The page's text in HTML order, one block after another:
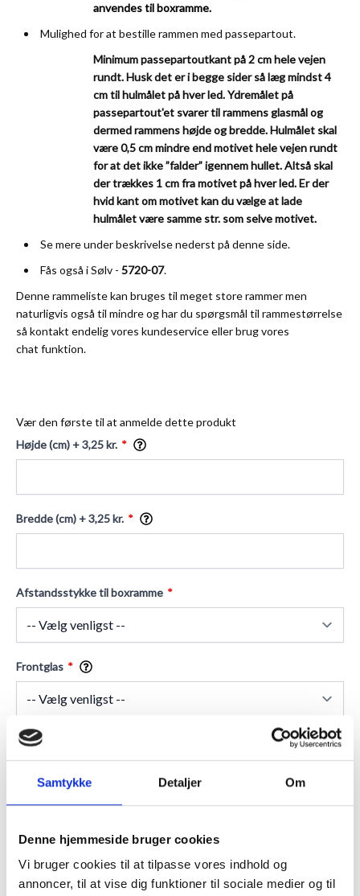
Samtykke Detaljer Om
Denne hjemmeside bruger cookies
Vi bruger cookies til at tilpasse vores indhold og
annoncer, til at vise dig funktioner til sociale medier og til
anvendes til boxramme.
Mulighed for at bestille rammen med passepartout.
Minimum passepartoutkant på 2 cm hele vejen
rundt. Husk det er i begge sider så læg mindst 4
cm til hulmålet på hver led. Ydremålet på
passepartout'et svarer til rammens glasmål og
dermed rammens højde og bredde. Hulmålet skal
være 0,5 cm mindre end motivet hele vejen rundt
for at det ikke ”falder” igennem hullet. Altså skal
der trækkes 1 cm fra motivet på hver led. Er der
hvid kant om motivet kan du vælge at lade
hulmålet være samme str. som selve motivet.
Se mere under beskrivelse nederst på denne side.
Fås også i Sølv - 5720-07.
Denne rammeliste kan bruges til meget store rammer men
naturligvis også til mindre og har du spørgsmål til rammestørrelse
så kontakt endelig vores kundeserviceeller brug vores
chat funktion.
Vær den første til at anmelde dette produkt
Højde (cm) + 3,25 kr.
Bredde (cm) + 3,25 kr.
Afstandsstykke til boxramme
Frontglas
Passepartout